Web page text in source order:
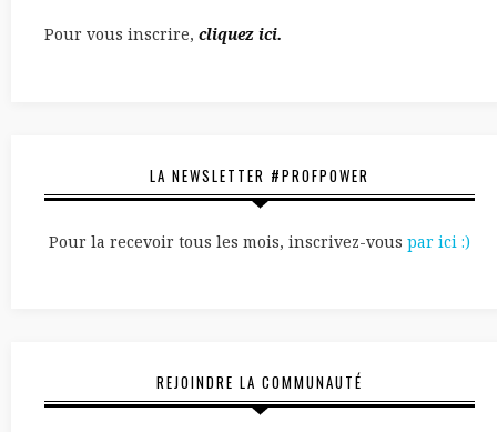
Pour vous inscrire, cliquez ici.
LA NEWSLETTER #PROFPOWER
Pour la recevoir tous les mois, inscrivez-vous par ici :)
REJOINDRE LA COMMUNAUTÉ